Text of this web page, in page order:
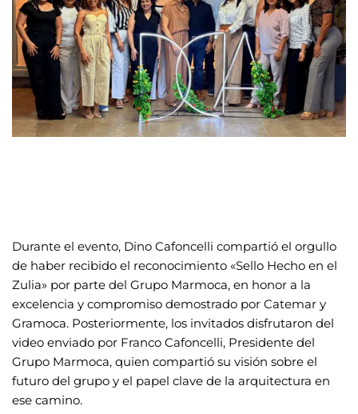
Durante el evento, Dino Cafoncelli compartió el orgullo
de haber recibido el reconocimiento «Sello Hecho en el
Zulia» por parte del Grupo Marmoca, en honor a la
excelencia y compromiso demostrado por Catemar y
Gramoca. Posteriormente, los invitados disfrutaron del
video enviado por Franco Cafoncelli, Presidente del
Grupo Marmoca, quien compartió su visión sobre el
futuro del grupo y el papel clave de la arquitectura en
ese camino.